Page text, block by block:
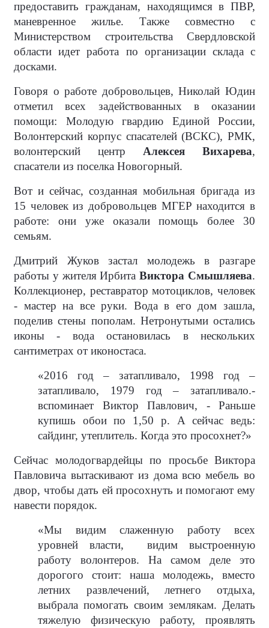
предоставить гражданам, находящимся в ПВР,
маневренное жилье. Также совместно с
Министерством строительства Свердловской
области идет работа по организации склада с
досками.
Говоря о работе добровольцев, Николай Юдин
отметил всех задействованных в оказании
помощи: Молодую гвардию Единой России,
Волонтерский корпус спасателей (ВСКС), РМК,
волонтерский центр Алексея Вихарева,
спасатели из поселка Новогорный.
Вот и сейчас, созданная мобильная бригада из
15 человек из добровольцев МГЕР находится в
работе: они уже оказали помощь более 30
семьям.
Дмитрий Жуков застал молодежь в разгаре
работы у жителя ИрбитаВиктора Смышляева.
Коллекционер, реставратор мотоциклов, человек
- мастер на все руки. Вода в его дом зашла,
поделив стены пополам. Нетронутыми остались
иконы - вода остановилась в нескольких
сантиметрах от иконостаса.
«2016 год – затапливало, 1998 год –
затапливало, 1979 год – затапливало.-
вспоминает Виктор Павлович, - Раньше
купишь обои по 1,50 р. А сейчас ведь:
сайдинг, утеплитель. Когда это просохнет?»
Сейчас молодогвардейцы по просьбе Виктора
Павловича вытаскивают из дома всю мебель во
двор, чтобы дать ей просохнуть и помогают ему
навести порядок.
«Мы видим слаженную работу всех
уровней власти,
видим выстроенную
работу волонтеров. На самом деле это
дорогого стоит: наша молодежь, вместо
летних развлечений, летнего отдыха,
выбрала помогать своим землякам. Делать
тяжелую физическую работу, проявлять